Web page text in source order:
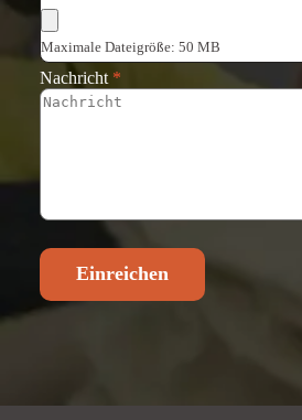
Maximale Dateigröße: 50 MB
Nachricht *
Einreichen